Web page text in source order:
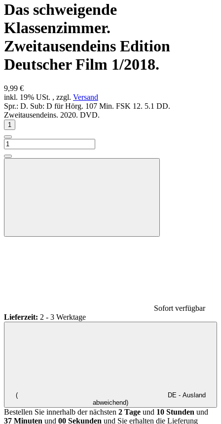
Das schweigende
Klassenzimmer.
Zweitausendeins Edition
Deutscher Film 1/2018.
9,99 €
inkl. 19% USt. , zzgl. Versand
Spr.: D. Sub: D für Hörg. 107 Min. FSK 12. 5.1 DD.
Zweitausendeins. 2020. DVD.
Sofort verfügbar
Lieferzeit: 2 - 3 Werktage
(
DE - Ausland
abweichend)
Bestellen Sie innerhalb der nächsten 2 Tage und 10 Stunden und
37 Minuten und 00 Sekunden und Sie erhalten die Lieferung